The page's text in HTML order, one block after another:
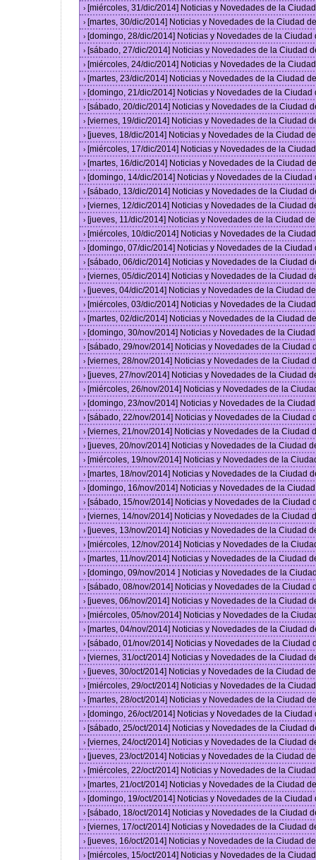
› [miércoles, 31/dic/2014] Noticias y Novedades de la
› [martes, 30/dic/2014] Noticias y Novedades de la Ciudad
› [domingo, 28/dic/2014] Noticias y Novedades de la
› [sábado, 27/dic/2014] Noticias y Novedades de la Ciudad
› [miércoles, 24/dic/2014] Noticias y Novedades de la
› [martes, 23/dic/2014] Noticias y Novedades de la Ciudad
› [domingo, 21/dic/2014] Noticias y Novedades de la
› [sábado, 20/dic/2014] Noticias y Novedades de la Ciudad
› [viernes, 19/dic/2014] Noticias y Novedades de la Ciudad
› [jueves, 18/dic/2014] Noticias y Novedades de la Ciudad
› [miércoles, 17/dic/2014] Noticias y Novedades de la
› [martes, 16/dic/2014] Noticias y Novedades de la Ciudad
› [domingo, 14/dic/2014] Noticias y Novedades de la
› [sábado, 13/dic/2014] Noticias y Novedades de la Ciudad
› [viernes, 12/dic/2014] Noticias y Novedades de la Ciudad
› [jueves, 11/dic/2014] Noticias y Novedades de la Ciudad
› [miércoles, 10/dic/2014] Noticias y Novedades de la
› [domingo, 07/dic/2014] Noticias y Novedades de la
› [sábado, 06/dic/2014] Noticias y Novedades de la Ciudad
› [viernes, 05/dic/2014] Noticias y Novedades de la Ciudad
› [jueves, 04/dic/2014] Noticias y Novedades de la Ciudad
› [miércoles, 03/dic/2014] Noticias y Novedades de la
› [martes, 02/dic/2014] Noticias y Novedades de la Ciudad
› [domingo, 30/nov/2014] Noticias y Novedades de la
› [sábado, 29/nov/2014] Noticias y Novedades de la Ciudad
› [viernes, 28/nov/2014] Noticias y Novedades de la Ciudad
› [jueves, 27/nov/2014] Noticias y Novedades de la Ciudad
› [miércoles, 26/nov/2014] Noticias y Novedades de la
› [domingo, 23/nov/2014] Noticias y Novedades de la
› [sábado, 22/nov/2014] Noticias y Novedades de la Ciudad
› [viernes, 21/nov/2014] Noticias y Novedades de la Ciudad
› [jueves, 20/nov/2014] Noticias y Novedades de la Ciudad
› [miércoles, 19/nov/2014] Noticias y Novedades de la
› [martes, 18/nov/2014] Noticias y Novedades de la Ciudad
› [domingo, 16/nov/2014] Noticias y Novedades de la
› [sábado, 15/nov/2014] Noticias y Novedades de la Ciudad
› [viernes, 14/nov/2014] Noticias y Novedades de la Ciudad
› [jueves, 13/nov/2014] Noticias y Novedades de la Ciudad
› [miércoles, 12/nov/2014] Noticias y Novedades de la
› [martes, 11/nov/2014] Noticias y Novedades de la Ciudad
› [domingo, 09/nov/2014 ] Noticias y Novedades de la
› [sábado, 08/nov/2014] Noticias y Novedades de la Ciudad
› [jueves, 06/nov/2014] Noticias y Novedades de la Ciudad
› [miércoles, 05/nov/2014] Noticias y Novedades de la
› [martes, 04/nov/2014] Noticias y Novedades de la Ciudad
› [sábado, 01/nov/2014] Noticias y Novedades de la Ciudad
› [viernes, 31/oct/2014] Noticias y Novedades de la Ciudad
› [jueves, 30/oct/2014] Noticias y Novedades de la Ciudad
› [miércoles, 29/oct/2014] Noticias y Novedades de la
› [martes, 28/oct/2014] Noticias y Novedades de la Ciudad
› [domingo, 26/oct/2014] Noticias y Novedades de la
› [sábado, 25/oct/2014] Noticias y Novedades de la Ciudad
› [viernes, 24/oct/2014] Noticias y Novedades de la Ciudad
› [jueves, 23/oct/2014] Noticias y Novedades de la Ciudad
› [miércoles, 22/oct/2014] Noticias y Novedades de la
› [martes, 21/oct/2014] Noticias y Novedades de la Ciudad
› [domingo, 19/oct/2014] Noticias y Novedades de la
› [sábado, 18/oct/2014] Noticias y Novedades de la Ciudad
› [viernes, 17/oct/2014] Noticias y Novedades de la Ciudad
› [jueves, 16/oct/2014] Noticias y Novedades de la Ciudad
› [miércoles, 15/oct/2014] Noticias y Novedades de la